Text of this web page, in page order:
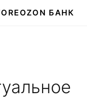
OZON БАНК